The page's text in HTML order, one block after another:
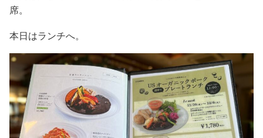
席。
本日はランチへ。